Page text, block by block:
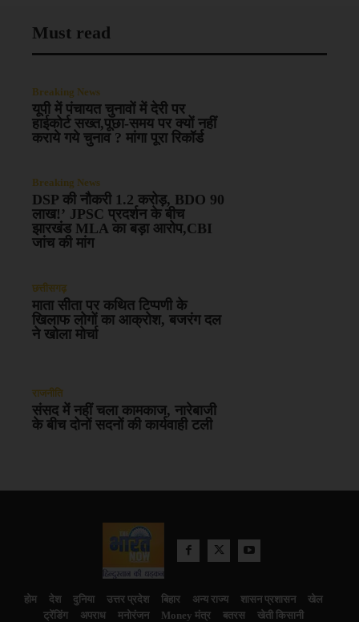
Must read
Breaking News
यूपी में पंचायत चुनावों में देरी पर
हाईकोर्ट सख्त,पूछा-समय पर क्यों नहीं
कराये गये चुनाव ? मांगा पूरा रिकॉर्ड
Breaking News
DSP की नौकरी 1.2 करोड़, BDO 90
लाख!’ JPSC प्रदर्शन के बीच
झारखंड MLA का बड़ा आरोप,CBI
जांच की मांग
छत्तीसगढ़
माता सीता पर कथित टिप्पणी के
खिलाफ लोगों का आक्रोश, बजरंग दल
ने खोला मोर्चा
राजनीति
संसद में नहीं चला कामकाज, नारेबाजी
के बीच दोनों सदनों की कार्यवाही टली
होम देश दुनिया उत्तर प्रदेश बिहार अन्य राज्य शासन प्रशासन
खेल
ट्रेंडिंग
अपराध मनोरंजन Money मंत्र बतरस
खेती किसानी